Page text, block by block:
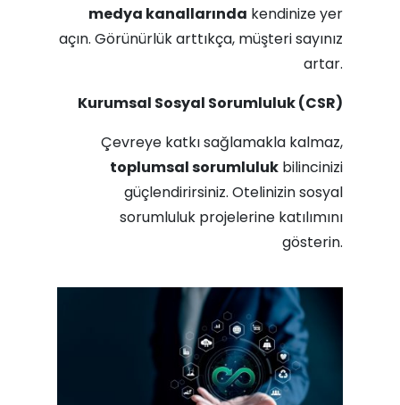
medya kanallarında kendinize yer
açın. Görünürlük arttıkça, müşteri sayınız
artar.​
Kurumsal Sosyal Sorumluluk (CSR)
Çevreye katkı sağlamakla kalmaz,
toplumsal sorumluluk bilincinizi
güçlendirirsiniz. Otelinizin sosyal
sorumluluk projelerine katılımını
gösterin.